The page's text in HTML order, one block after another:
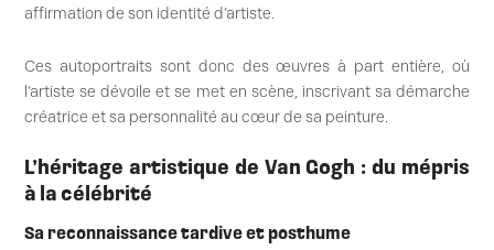
affirmation de son identité d’artiste.
Ces autoportraits sont donc des œuvres à part entière, où
l’artiste se dévoile et se met en scène, inscrivant sa démarche
créatrice et sa personnalité au cœur de sa peinture.
L’héritage artistique de Van Gogh : du mépris
à la célébrité
Sa reconnaissance tardive et posthume